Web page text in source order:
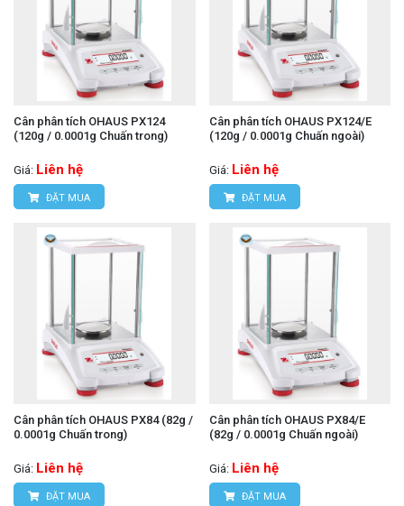
Cân phân tích OHAUS PX124
(120g / 0.0001g Chuấn trong)
Giá: Liên hệ
ĐẶT MUA
Cân phân tích OHAUS PX124/E
(120g / 0.0001g Chuấn ngoài)
Giá: Liên hệ
ĐẶT MUA
Cân phân tích OHAUS PX84 (82g /
0.0001g Chuấn trong)
Giá: Liên hệ
ĐẶT MUA
Cân phân tích OHAUS PX84/E
(82g / 0.0001g Chuấn ngoài)
Giá: Liên hệ
ĐẶT MUA